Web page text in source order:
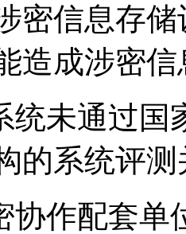
密信息存
造成涉密
统未通过
的系统评
协作配套单